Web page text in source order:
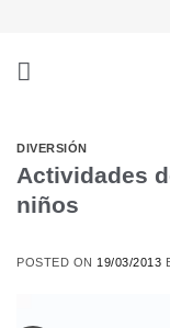
DIVERSIÓN
Actividades
niños
POSTED ON 19/03/2013